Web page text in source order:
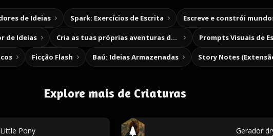
de Ideias Spark: Exercícios de Escrita Escreve e constrói
de Ideias Cria as tuas próprias aventuras de escolha Prompts Visuais de
Ficção Flash Baú: Ideias Armazenadas Story Notes
Explore mais de Criaturas
Pony Gerador